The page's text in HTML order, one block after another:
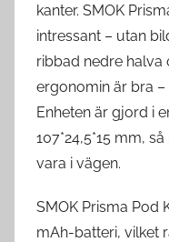
kanter. SMOK
intressant – utan
ribbad nedre halva
ergonomin är bra –
Enheten är gjord i
107*24,5*15 mm,
vara i vägen.
SMOK Prisma Pod
mAh-batteri, vilket